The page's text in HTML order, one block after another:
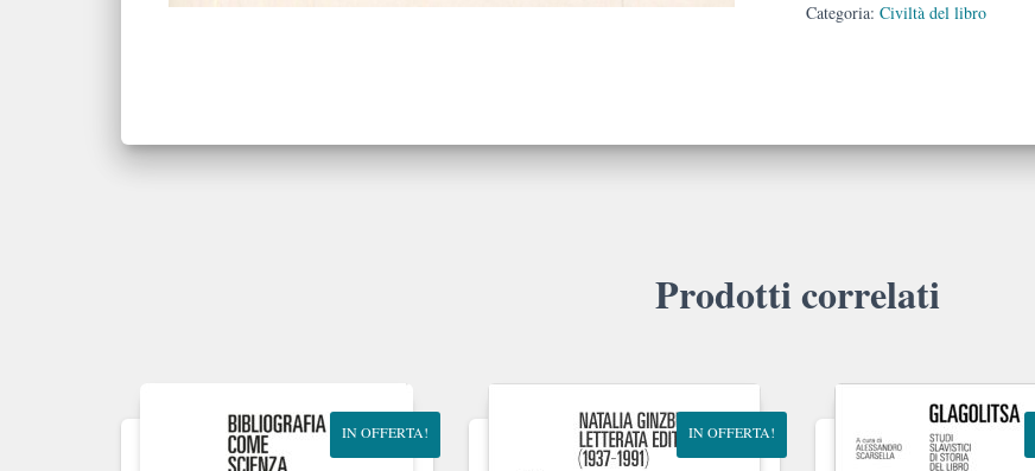
Categoria: Civiltà del libro
Prodotti correlati
IN OFFERTA! IN OFFERTA!